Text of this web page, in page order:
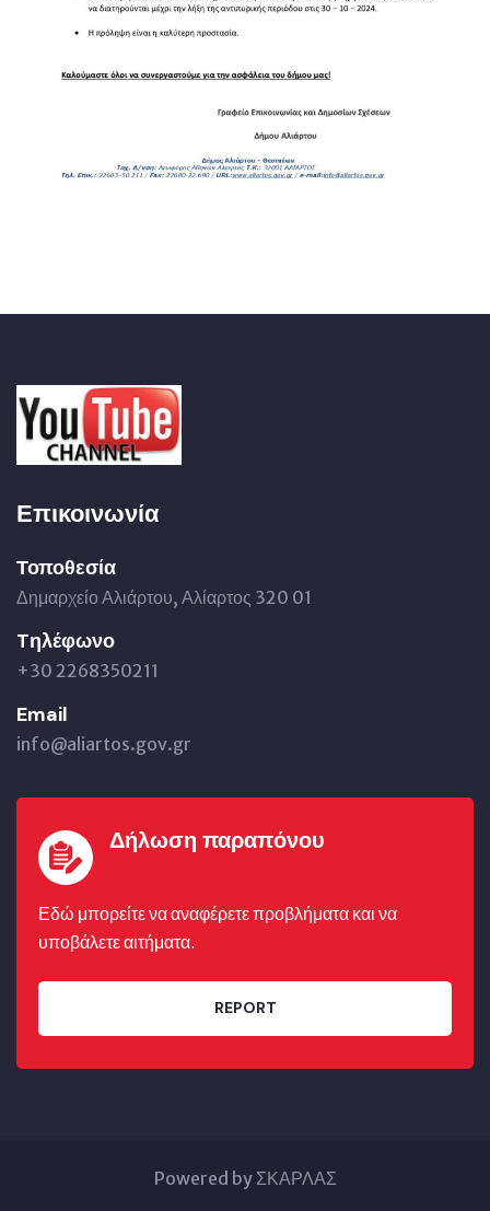
Επικοινωνία
Τοποθεσία
Δημαρχείο Αλιάρτου, Αλίαρτος 320 01
Tηλέφωνο
+30 2268350211
Email
info@aliartos.gov.gr
Δήλωση παραπόνου
Εδώ μπορείτε να αναφέρετε προβλήματα και να
υποβάλετε αιτήματα.
REPORT
Powered by ΣΚΑΡΛΑΣ